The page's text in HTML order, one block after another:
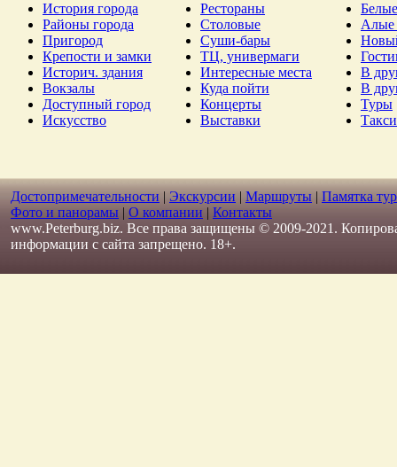
История города
Районы города
Пригород
Крепости и замки
Историч. здания
Вокзалы
Доступный город
Искусство
Рестораны
Столовые
Суши-бары
ТЦ, универмаги
Интересные места
Куда пойти
Концерты
Выставки
Алые
В
В
Туры
Такси
Достопримечательности | Экскурсии | Маршруты | Памятка
Фото и панорамы | О компании | Контакты
www.Peterburg.biz. Все права защищены © 2009-2021.
информации с сайта запрещено. 18+.